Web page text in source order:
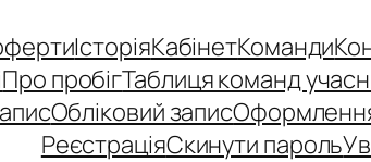
ІсторіяКабінетКоманди
Про пробігТаблиця команд
Обліковий запис
РеєстраціяСкинути пароль